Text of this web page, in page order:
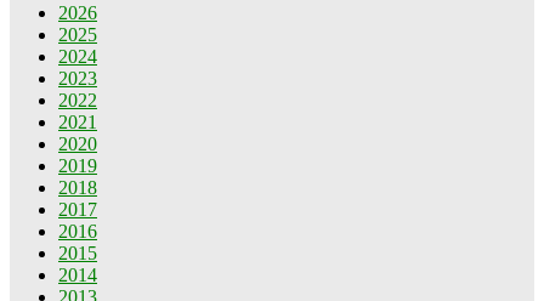
2026
2025
2024
2023
2022
2021
2020
2019
2018
2017
2016
2015
2014
2013